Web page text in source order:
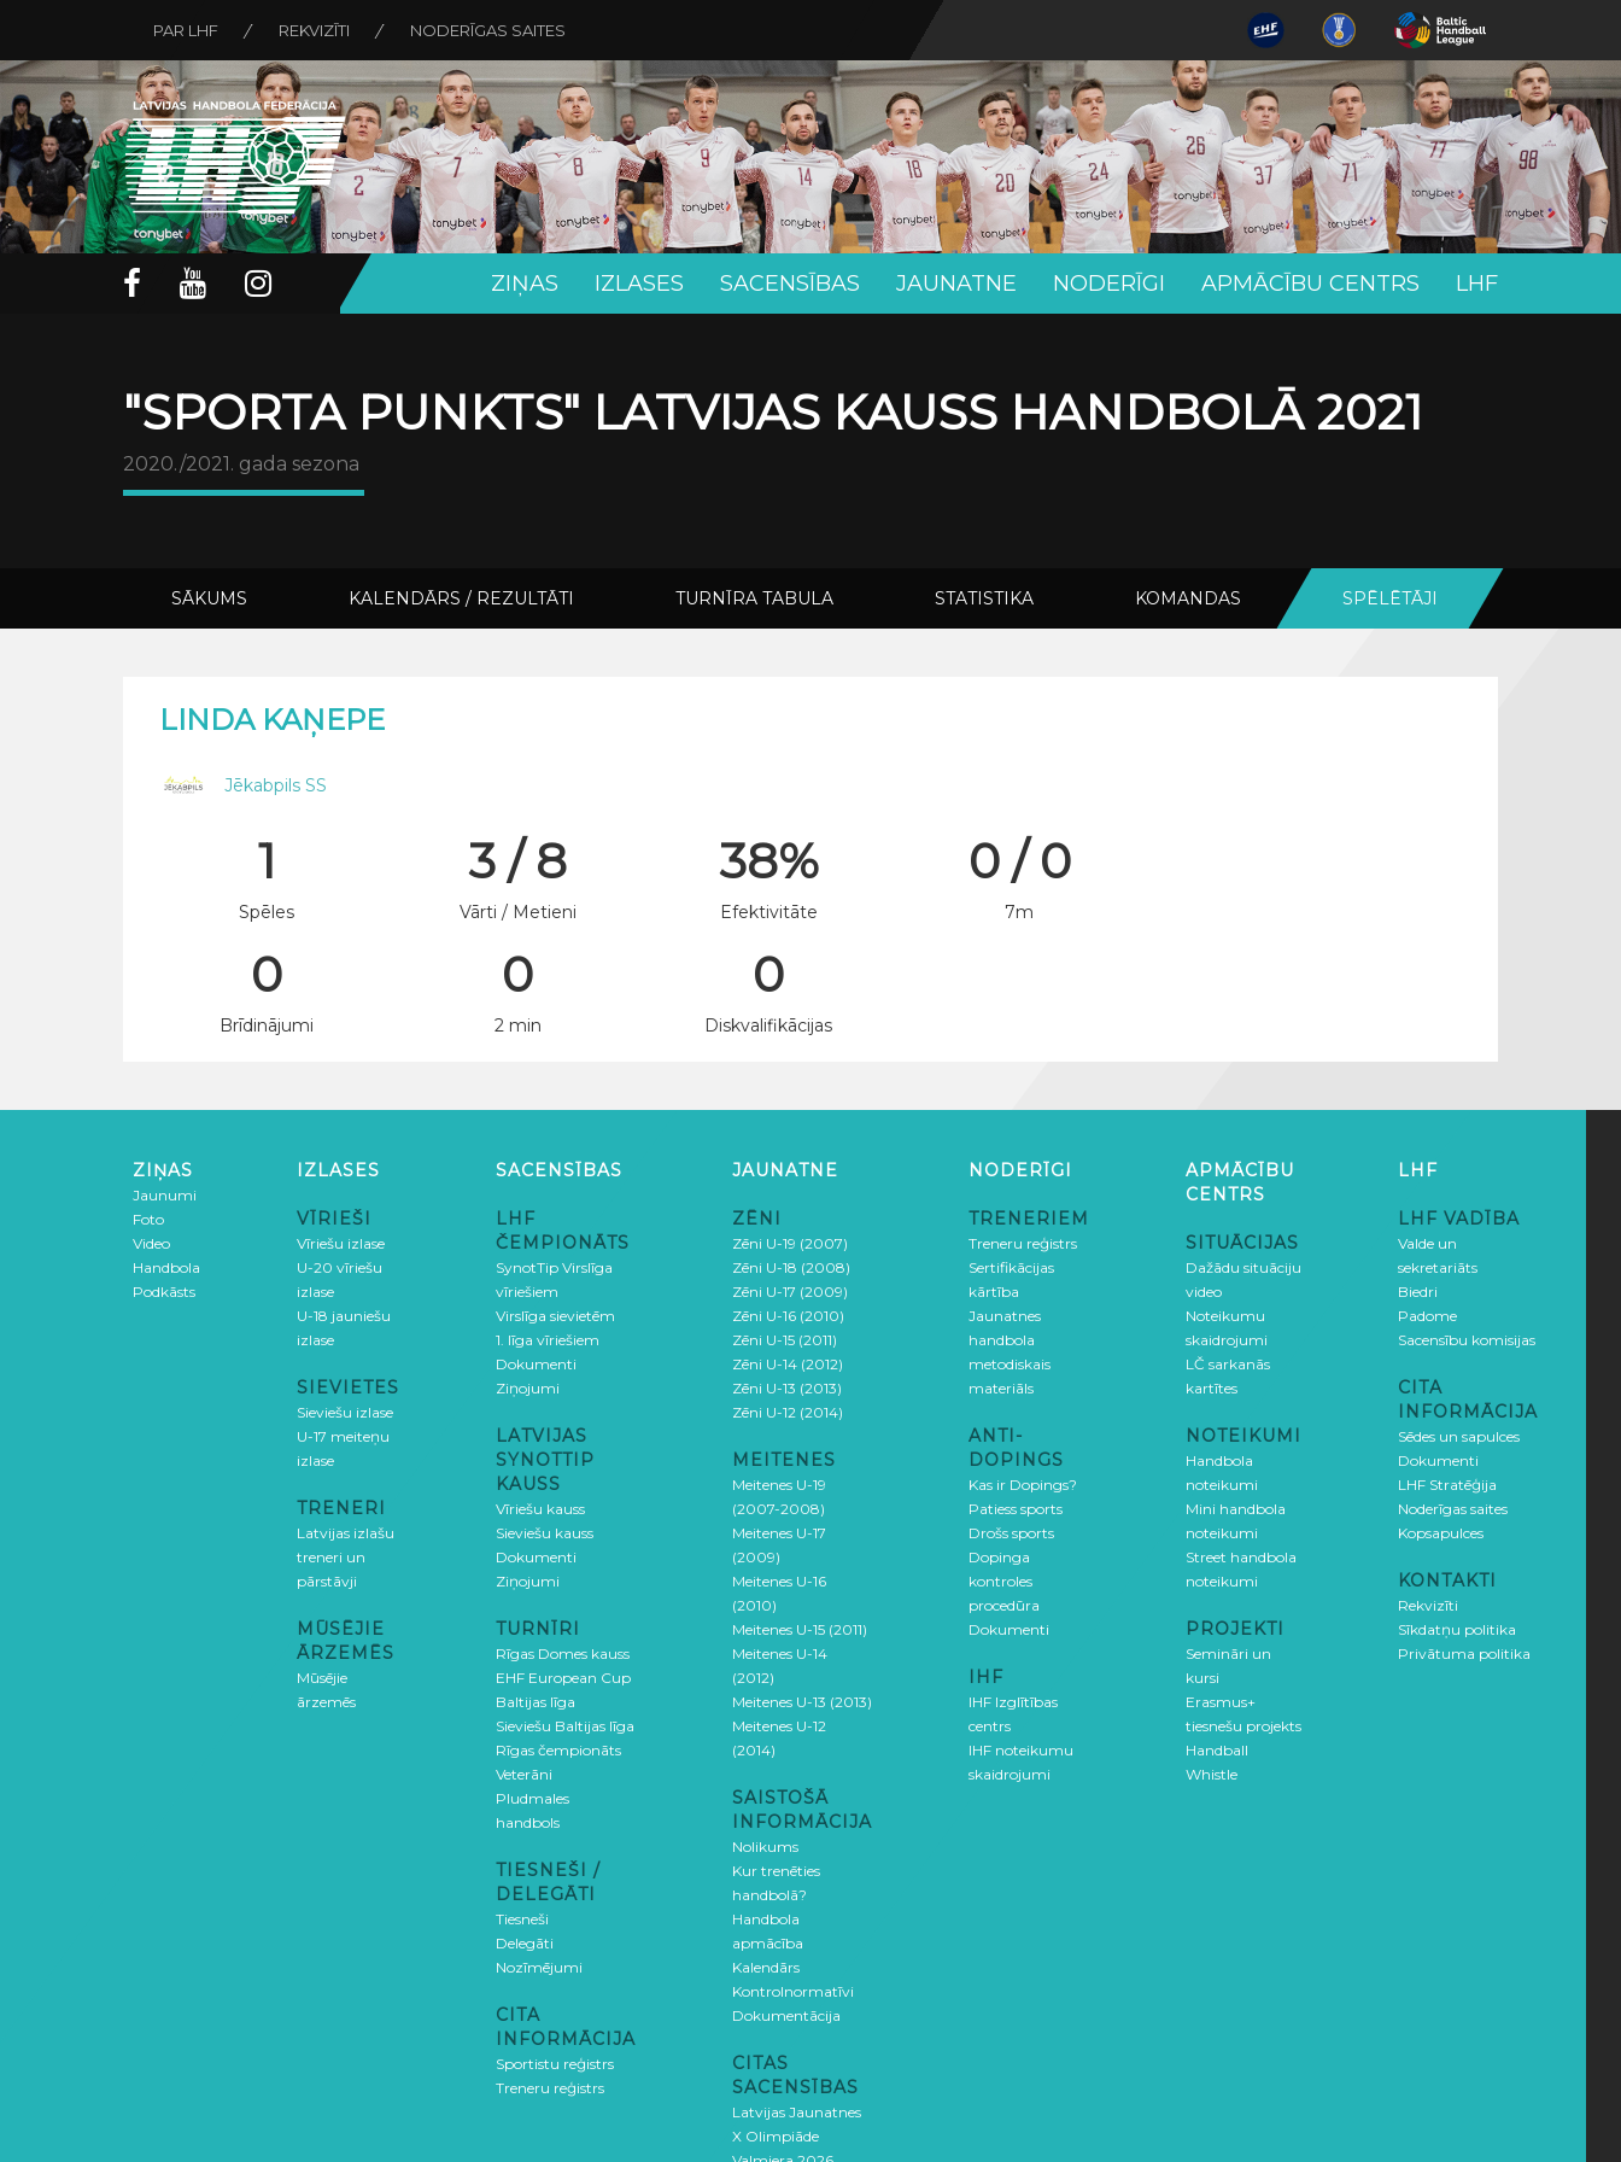
PAR LHF REKVIZĪTI NODERĪGAS SAITES
ZIŅAS IZLASES SACENSĪBAS JAUNATNE NODERĪGI APMĀCĪBU CENTRS LHF
"SPORTA PUNKTS" LATVIJAS KAUSS HANDBOLĀ 2021
2020./2021. gada sezona
SĀKUMS KALENDĀRS / REZULTĀTI TURNĪRA TABULA STATISTIKA KOMANDAS SPĒLĒTĀJI
LINDA KAŅEPE
Jēkabpils SS
1
Spēles
3 / 8
Vārti / Metieni
38%
Efektivitāte
0 / 0
7m
0
Brīdinājumi
0
2 min
0
Diskvalifikācijas
ZIŅAS
Jaunumi
Foto
Video
Handbola
Podkāsts
IZLASES
VĪRIEŠI
Vīriešu izlase
U-20 vīriešu
izlase
U-18 jauniešu
izlase
SIEVIETES
Sieviešu izlase
U-17 meiteņu
izlase
TRENERI
Latvijas izlašu
treneri un
pārstāvji
MŪSĒJIE
ĀRZEMĒS
Mūsējie
ārzemēs
SACENSĪBAS
LHF
ČEMPIONĀTS
SynotTip Virslīga
vīriešiem
Virslīga sievietēm
1. līga vīriešiem
Dokumenti
Ziņojumi
LATVIJAS
SYNOTTIP
KAUSS
Vīriešu kauss
Sieviešu kauss
Dokumenti
Ziņojumi
TURNĪRI
Rīgas Domes kauss
EHF European Cup
Baltijas līga
Sieviešu Baltijas līga
Rīgas čempionāts
Veterāni
Pludmales
handbols
TIESNEŠI /
DELEGĀTI
Tiesneši
Delegāti
Nozīmējumi
CITA
INFORMĀCIJA
Sportistu reģistrs
Treneru reģistrs
JAUNATNE
ZĒNI
Zēni U-19 (2007)
Zēni U-18 (2008)
Zēni U-17 (2009)
Zēni U-16 (2010)
Zēni U-15 (2011)
Zēni U-14 (2012)
Zēni U-13 (2013)
Zēni U-12 (2014)
MEITENES
Meitenes U-19
(2007-2008)
Meitenes U-17
(2009)
Meitenes U-16
(2010)
Meitenes U-15 (2011)
Meitenes U-14
(2012)
Meitenes U-13 (2013)
Meitenes U-12
(2014)
SAISTOŠĀ
INFORMĀCIJA
Nolikums
Kur trenēties
handbolā?
Handbola
apmācība
Kalendārs
Kontrolnormatīvi
Dokumentācija
CITAS
SACENSĪBAS
Latvijas Jaunatnes
X Olimpiāde
NODERĪGI
TRENERIEM
Treneru reģistrs
Sertifikācijas
kārtība
Jaunatnes
handbola
metodiskais
materiāls
ANTI-
DOPINGS
Kas ir Dopings?
Patiess sports
Drošs sports
Dopinga
kontroles
procedūra
Dokumenti
IHF
IHF Izglītības
centrs
IHF noteikumu
skaidrojumi
APMĀCĪBU
CENTRS
SITUĀCIJAS
Dažādu situāciju
video
Noteikumu
skaidrojumi
LČ sarkanās
kartītes
NOTEIKUMI
Handbola
noteikumi
Mini handbola
noteikumi
Street handbola
noteikumi
PROJEKTI
Semināri un
kursi
Erasmus+
tiesnešu projekts
Handball
Whistle
LHF
LHF VADĪBA
Valde un
sekretariāts
Biedri
Padome
Sacensību komisijas
CITA
INFORMĀCIJA
Sēdes un sapulces
Dokumenti
LHF Stratēģija
Noderīgas saites
Kopsapulces
KONTAKTI
Rekvizīti
Sīkdatņu politika
Privātuma politika